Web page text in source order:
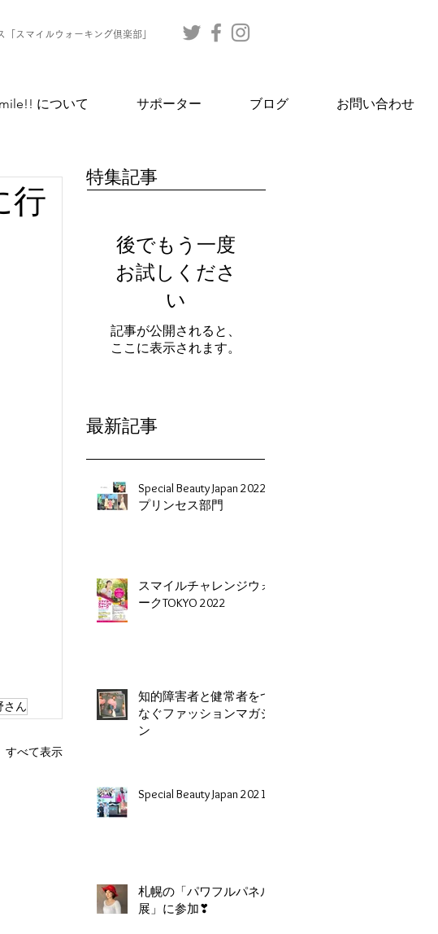
スマイルウォーキング倶楽部」
について サポーター ブログ お問い合わせ
行
さん
すべて表示
特集記事
後でもう一度
お試しくださ
い
記事が公開されると、
ここに表示されます。
最新記事
Special Beauty Japan 2022
プリンセス部門
スマイルチャレンジウォ
ークTOKYO 2022
知的障害者と健常者をつ
なぐファッションマガジ
ン
Special Beauty Japan 2021
札幌の「パワフルパネル
展」に参加❣